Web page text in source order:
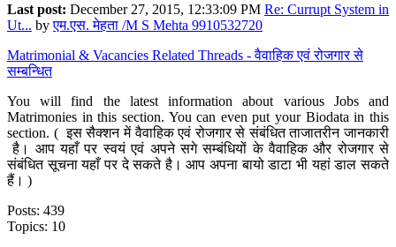
Last post: December 27, 2015, 12:33:09 PM Re: Currupt System in
Ut... byएम.एस. मेहता /M S Mehta 9910532720
Matrimonial & Vacancies Related Threads - वैवाहिक एवं रोजगार से
सम्बन्धित
You will find the latest information about various Jobs and
Matrimonies in this section. You can even put your Biodata in this
section. ( इस सैक्शन में वैवाहिक एवं रोजगार से संबंधित ताजातरीन जानकारी
है। आप यहाँ पर स्वयं एवं अपने सगे सम्बंधियों के वैवाहिक और रोजगार से
संबंधित सूचना यहाँ पर दे सकते है। आप अपना बायो डाटा भी यहां डाल सकते
हैं। )
Posts: 439
Topics: 10